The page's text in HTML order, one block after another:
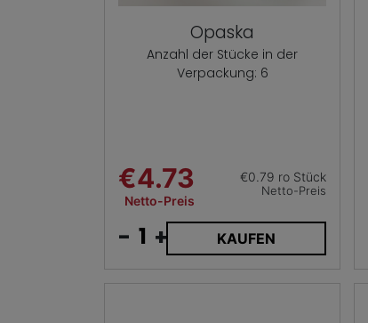
Opaska
Anzahl der Stücke in der
Verpackung: 6
€4.73
Netto-Preis
€0.79 ro Stück
Netto-Preis
- + KAUFEN